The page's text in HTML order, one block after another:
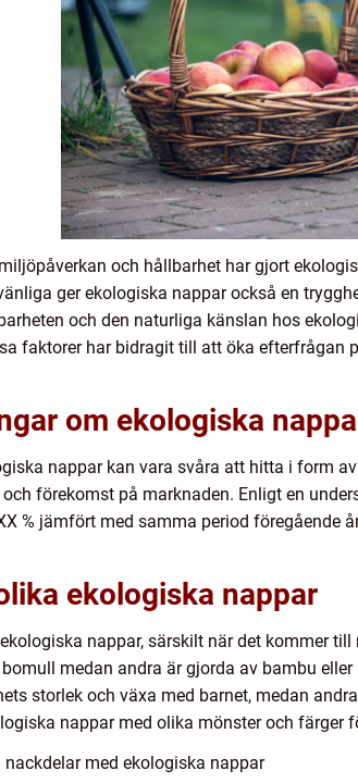
och hållbarhet har gjort
ger ekologiska nappar också en
och den naturliga känslan hos
faktorer har bidragit till att öka efterfrågan
om ekologiska
nappar kan vara svåra att hitta i form
förekomst på marknaden. Enligt en
% jämfört med samma period föregående
ekologiska nappar
nappar, särskilt när det kommer
medan andra är gjorda av bambu
storlek och växa med barnet, medan
nappar med olika mönster och färger
med ekologiska nappar